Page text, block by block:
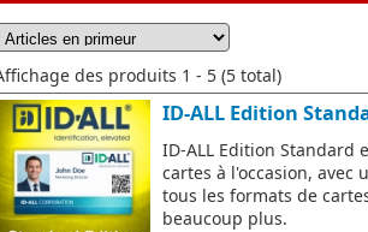
des produits 1 - 5 (5 total)
ID-ALL Edition
ID-ALL Edition Standard
cartes à l'occasion,
tous les formats de
beaucoup plus.